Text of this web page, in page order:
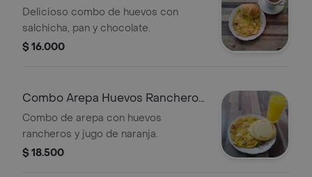
Salchicha.
Delicioso combo de huevos con
salchicha, pan y chocolate.
$ 16.000
Combo Arepa Huevos Rancheros
y Jugo de N
Combo de arepa con huevos
rancheros y jugo de naranja.
$ 18.500